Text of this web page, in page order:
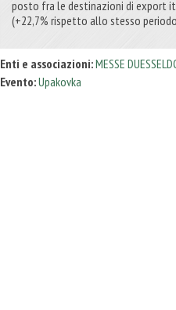
posto fra le destinazioni di export
(+22,7% rispetto allo stesso
Enti e associazioni:MESSE
Evento:Upakovka